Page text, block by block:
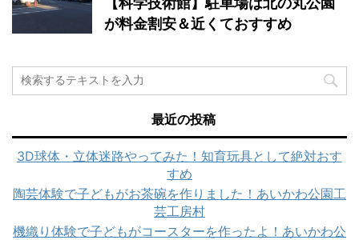
が料金割安＆近くておすすめ
最近の投稿
3D球体・立体迷路やってみた！知育玩具として絶対おす
すめ
陶芸体験で子どもがお茶碗を作りました！あいかわ公園工
芸工房村
機織り体験で子どもがコースターを作ったよ！あいかわ公